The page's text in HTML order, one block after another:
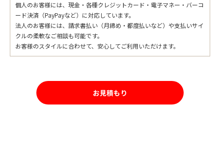
個人のお客様には、現金・各種クレジットカード・電子マネー・バーコ
ード決済（PayPayなど）に対応しています。
法人のお客様には、請求書払い（月締め・都度払いなど）や支払いサイ
クルの柔軟なご相談も可能です。
お客様のスタイルに合わせて、安心してご利用いただけます。
お見積もり